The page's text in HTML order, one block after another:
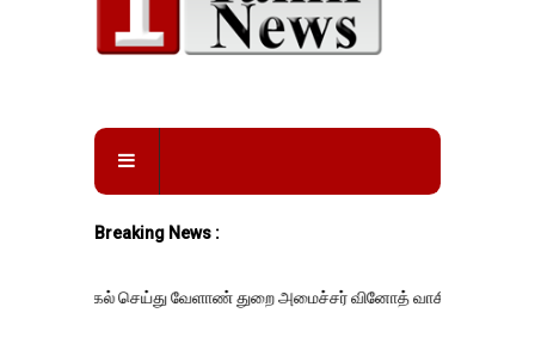
Breaking News :
செய்து வேளாண் துறை அமைச்சர் வினோத் வாசித்து வருகிறார். �.